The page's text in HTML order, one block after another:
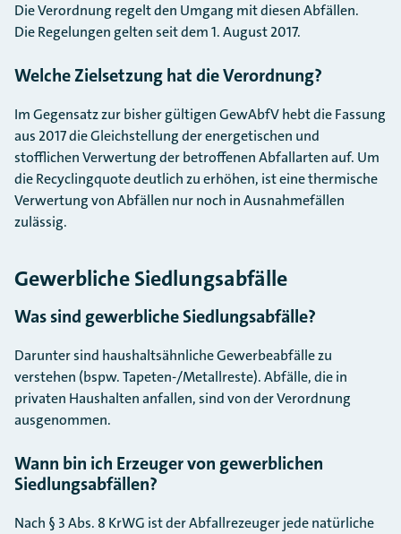
Die Verordnung regelt den Umgang mit diesen Abfällen.
Die Regelungen gelten seit dem 1. August 2017.
Welche Zielsetzung hat die Verordnung?
Im Gegensatz zur bisher gültigen GewAbfV hebt die Fassung
aus 2017 die Gleichstellung der energetischen und
stofflichen Verwertung der betroffenen Abfallarten auf. Um
die Recyclingquote deutlich zu erhöhen, ist eine thermische
Verwertung von Abfällen nur noch in Ausnahmefällen
zulässig.
Gewerbliche Siedlungsabfälle
Was sind gewerbliche Siedlungsabfälle?
Darunter sind haushaltsähnliche Gewerbeabfälle zu
verstehen (bspw. Tapeten-/Metallreste). Abfälle, die in
privaten Haushalten anfallen, sind von der Verordnung
ausgenommen.
Wann bin ich Erzeuger von gewerblichen
Siedlungsabfällen?
Nach § 3 Abs. 8 KrWG ist der Abfallrezeuger jede natürliche